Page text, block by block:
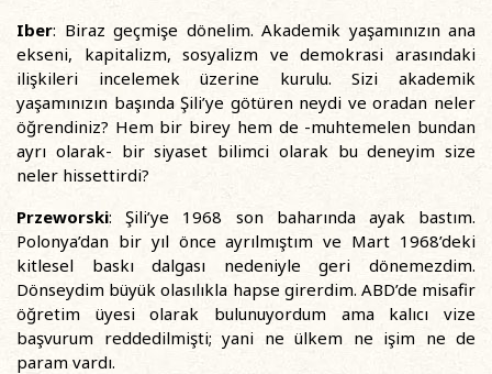
Iber: Biraz geçmişe dönelim. Akademik yaşamınızın ana
ekseni, kapitalizm, sosyalizm ve demokrasi arasındaki
ilişkileri incelemek üzerine kurulu. Sizi akademik
yaşamınızın başında Şili’ye götüren neydi ve oradan neler
öğrendiniz? Hem bir birey hem de -muhtemelen bundan
ayrı olarak- bir siyaset bilimci olarak bu deneyim size
neler hissettirdi?
Przeworski: Şili’ye 1968 son baharında ayak bastım.
Polonya’dan bir yıl önce ayrılmıştım ve Mart 1968’deki
kitlesel baskı dalgası nedeniyle geri dönemezdim.
Dönseydim büyük olasılıkla hapse girerdim. ABD’de misafir
öğretim üyesi olarak bulunuyordum ama kalıcı vize
başvurum reddedilmişti; yani ne ülkem ne işim ne de
param vardı.